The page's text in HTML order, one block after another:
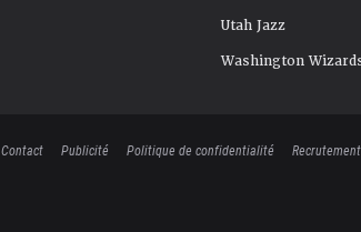
Utah Jazz
Washington
Contact Publicité Politique de confidentialité Recrutement